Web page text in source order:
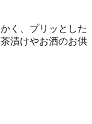
く、プリッとした
漬けやお酒のお供